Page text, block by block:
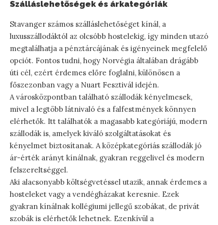
Szálláslehetőségek és árkategóriák
Stavanger számos szálláslehetőséget kínál, a
luxusszállodáktól az olcsóbb hostelekig, így minden utazó
megtalálhatja a pénztárcájának és igényeinek megfelelő
opciót. Fontos tudni, hogy Norvégia általában drágább
úti cél, ezért érdemes előre foglalni, különösen a
főszezonban vagy a Nuart Fesztivál idején.
A városközpontban található szállodák kényelmesek,
mivel a legtöbb látnivaló és a falfestmények könnyen
elérhetők. Itt találhatók a magasabb kategóriájú, modern
szállodák is, amelyek kiváló szolgáltatásokat és
kényelmet biztosítanak. A középkategóriás szállodák jó
ár-érték arányt kínálnak, gyakran reggelivel és modern
felszereltséggel.
Aki alacsonyabb költségvetéssel utazik, annak érdemes a
hosteleket vagy a vendégházakat keresnie. Ezek
gyakran kínálnak kollégiumi jellegű szobákat, de privát
szobák is elérhetők lehetnek. Ezenkívül a